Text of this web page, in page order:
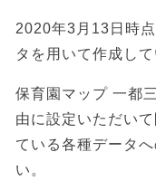
2020年3月13日時
タを用いて作成して
保育園マップ 一都
由に設定いただい
ている各種データ
い。